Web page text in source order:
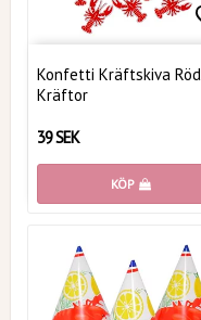
Konfetti Kräftskiva
Kräftor
39 SEK
KÖP